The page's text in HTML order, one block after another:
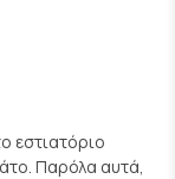
εστιατόριο
Παρόλα αυτά,